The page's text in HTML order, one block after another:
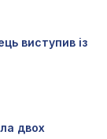
виступив із
двох